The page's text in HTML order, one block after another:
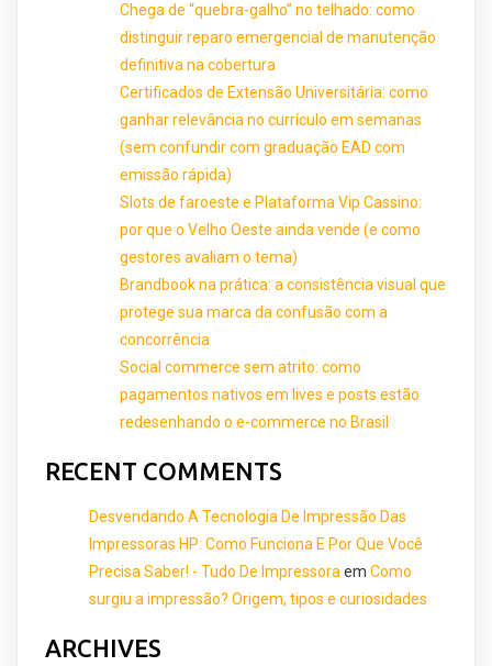
Chega de “quebra-galho” no telhado: como
distinguir reparo emergencial de manutenção
definitiva na cobertura
Certificados de Extensão Universitária: como
ganhar relevância no currículo em semanas
(sem confundir com graduação EAD com
emissão rápida)
Slots de faroeste e Plataforma Vip Cassino:
por que o Velho Oeste ainda vende (e como
gestores avaliam o tema)
Brandbook na prática: a consistência visual que
protege sua marca da confusão com a
concorrência
Social commerce sem atrito: como
pagamentos nativos em lives e posts estão
redesenhando o e-commerce no Brasil
RECENT COMMENTS
Desvendando A Tecnologia De Impressão Das
Impressoras HP: Como Funciona E Por Que Você
Precisa Saber! - Tudo De Impressoraem Como
surgiu a impressão? Origem, tipos e curiosidades
ARCHIVES